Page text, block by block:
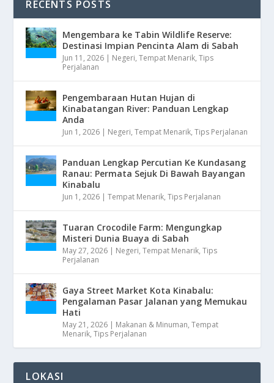
RECENTS POSTS
Mengembara ke Tabin Wildlife Reserve:
Destinasi Impian Pencinta Alam di Sabah
Jun 11, 2026 | Negeri,Tempat Menarik,Tips
Perjalanan
Pengembaraan Hutan Hujan di
Kinabatangan River: Panduan Lengkap
Anda
Jun 1, 2026 | Negeri,Tempat Menarik,Tips Perjalanan
Panduan Lengkap Percutian Ke Kundasang
Ranau: Permata Sejuk Di Bawah Bayangan
Kinabalu
Jun 1, 2026 |Tempat Menarik,Tips Perjalanan
Tuaran Crocodile Farm: Mengungkap
Misteri Dunia Buaya di Sabah
May 27, 2026 | Negeri,Tempat Menarik,Tips
Perjalanan
Gaya Street Market Kota Kinabalu:
Pengalaman Pasar Jalanan yang Memukau
Hati
May 21, 2026 | Makanan & Minuman,Tempat
Menarik,Tips Perjalanan
LOKASI